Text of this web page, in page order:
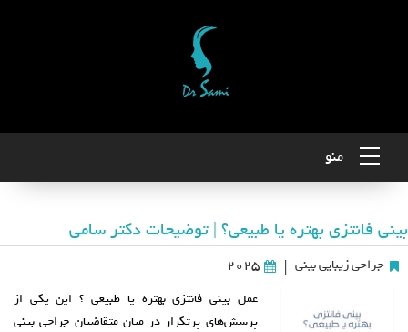
منو
بینی فانتزی بهتره یا طبیعی؟ | توضیحات دکتر سامی
جراحی زیبایی بینی |
2025
عمل بینی فانتزی بهتره یا طبیعی ؟ این یکی از
پرسش‌های پرتکرار در میان متقاضیان جراحی بینی